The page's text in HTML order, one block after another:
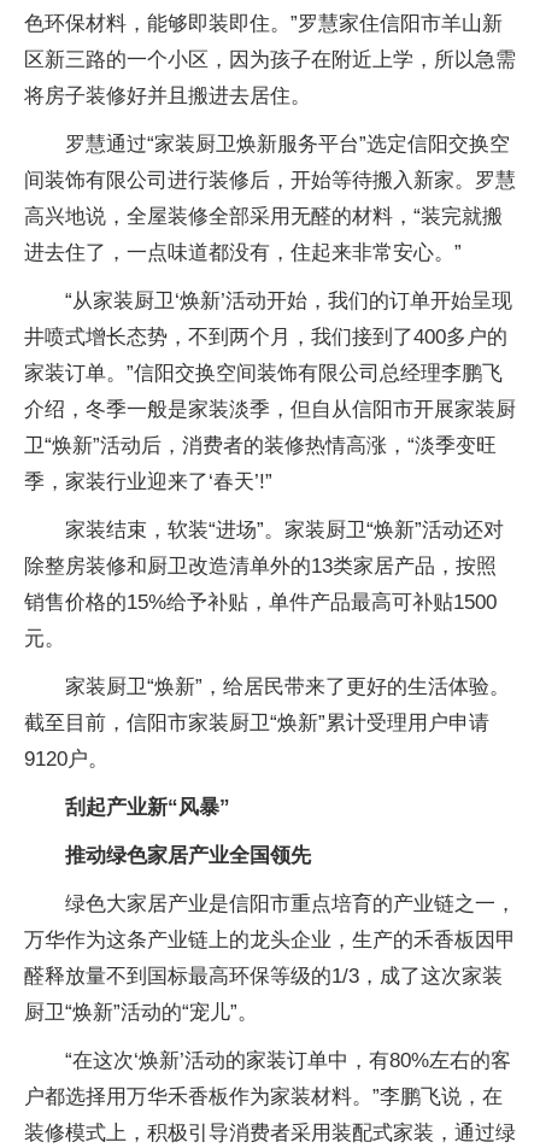
色环保材料，能够即装即住。”罗慧家住信阳市羊山新
区新三路的一个小区，因为孩子在附近上学，所以急需
将房子装修好并且搬进去居住。
罗慧通过“家装厨卫焕新服务平台”选定信阳交换空
间装饰有限公司进行装修后，开始等待搬入新家。罗慧
高兴地说，全屋装修全部采用无醛的材料，“装完就搬
进去住了，一点味道都没有，住起来非常安心。”
“从家装厨卫‘焕新’活动开始，我们的订单开始呈现
井喷式增长态势，不到两个月，我们接到了400多户的
家装订单。”信阳交换空间装饰有限公司总经理李鹏飞
介绍，冬季一般是家装淡季，但自从信阳市开展家装厨
卫“焕新”活动后，消费者的装修热情高涨，“淡季变旺
季，家装行业迎来了‘春天’!”
家装结束，软装“进场”。家装厨卫“焕新”活动还对
除整房装修和厨卫改造清单外的13类家居产品，按照
销售价格的15%给予补贴，单件产品最高可补贴1500
元。
家装厨卫“焕新”，给居民带来了更好的生活体验。
截至目前，信阳市家装厨卫“焕新”累计受理用户申请
9120户。
刮起产业新“风暴”
推动绿色家居产业全国领先
绿色大家居产业是信阳市重点培育的产业链之一，
万华作为这条产业链上的龙头企业，生产的禾香板因甲
醛释放量不到国标最高环保等级的1/3，成了这次家装
厨卫“焕新”活动的“宠儿”。
“在这次‘焕新’活动的家装订单中，有80%左右的客
户都选择用万华禾香板作为家装材料。”李鹏飞说，在
装修模式上，积极引导消费者采用装配式家装，通过绿